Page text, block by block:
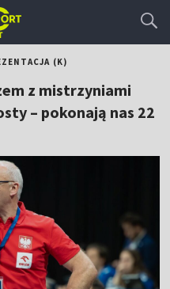
(K)
z mistrzyniami
– pokonają nas 22